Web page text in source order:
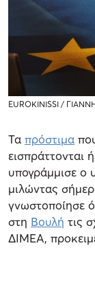
EUROKINISSI /
Τα πρόστιμα
εισπράττονται
υπογράμμισε ο
μιλώντας
γνωστοποίησε
στη Βουλή τις
ΔΙΜΕΑ,